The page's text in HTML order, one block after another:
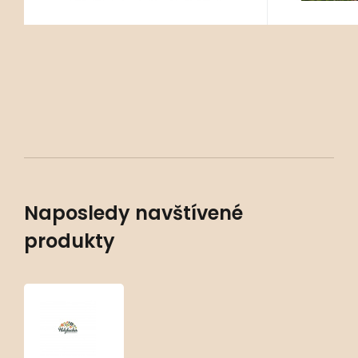
Naposledy navštívené
produkty